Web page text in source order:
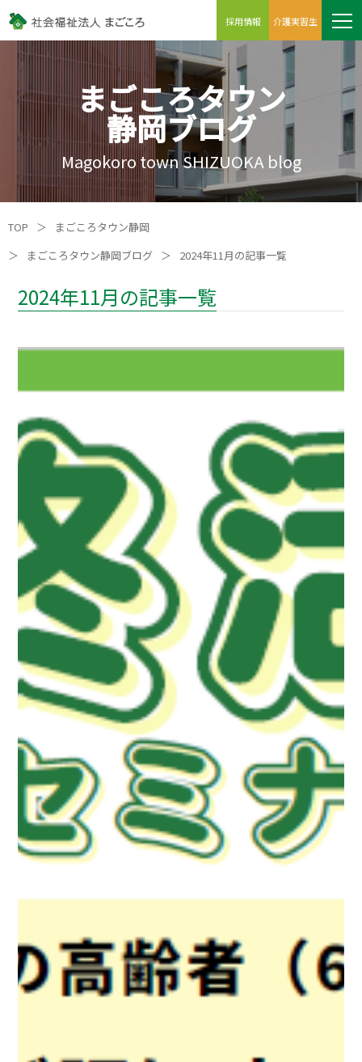
採用情報 介護実習生
まごころタウン
静岡ブログ
Magokoro town SHIZUOKA blog
TOP ＞
まごころタウン静岡
＞
まごころタウン静岡ブログ ＞ 2024年11月の記事一覧
2024年11月の記事一覧